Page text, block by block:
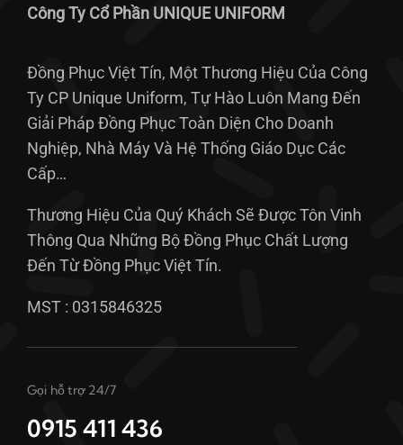
Công Ty Cổ Phần UNIQUE UNIFORM
Đồng Phục Việt Tín, Một Thương Hiệu Của Công
Ty CP Unique Uniform, Tự Hào Luôn Mang Đến
Giải Pháp Đồng Phục Toàn Diện Cho Doanh
Nghiệp, Nhà Máy Và Hệ Thống Giáo Dục Các
Cấp…
Thương Hiệu Của Quý Khách Sẽ Được Tôn Vinh
Thông Qua Những Bộ Đồng Phục Chất Lượng
Đến Từ Đồng Phục Việt Tín.
MST : 0315846325
Gọi hỗ trợ 24/7
0915 411 436